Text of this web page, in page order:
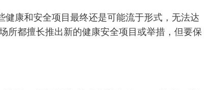
康和安全项目最终还是可能流于形式，无法达
所都擅长推出新的健康安全项目或举措，但要保